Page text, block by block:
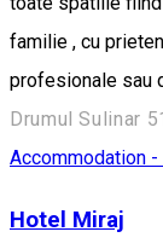
familie , cu
profesionale sau
Drumul Sulinar
Accommodation -
Hotel Miraj